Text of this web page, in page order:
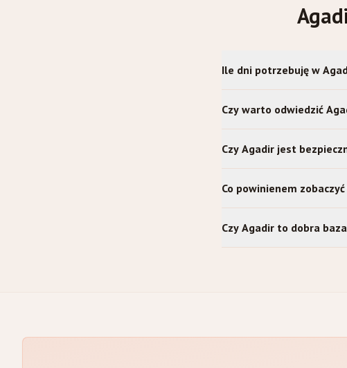
Ile dni potrzebuję w
Czy warto odwiedzić
Czy Agadir jest
Co powinienem
Czy Agadir to dobra